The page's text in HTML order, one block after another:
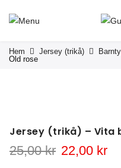
Hem Jersey (trikå)
Old rose
Jersey (trikå) – Vita
25,00kr Det
22,00 krDet